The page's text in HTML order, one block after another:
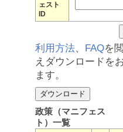
ェスト
ID
利用方法、 FAQを
えダウンロードを
ます。
政策（マニフェス
ト）一覧